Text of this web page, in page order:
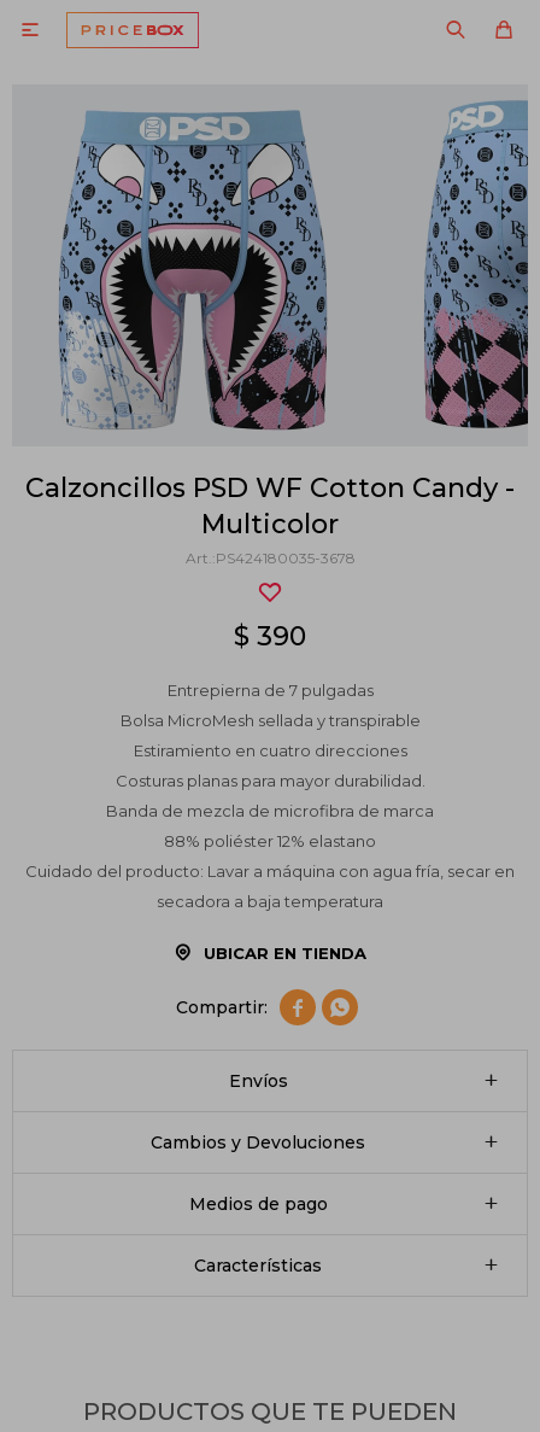

Calzoncillos PSD WF Cotton Candy -
Multicolor
PS424180035-3678
$ 390
Entrepierna de 7 pulgadas
Bolsa MicroMesh sellada y transpirable
Estiramiento en cuatro direcciones
Costuras planas para mayor durabilidad.
Banda de mezcla de microfibra de marca
88% poliéster 12% elastano
Cuidado del producto: Lavar a máquina con agua fría, secar en
secadora a baja temperatura
UBICAR EN TIENDA
 
Envíos
Cambios y Devoluciones
Medios de pago
Características
PRODUCTOS QUE TE PUEDEN